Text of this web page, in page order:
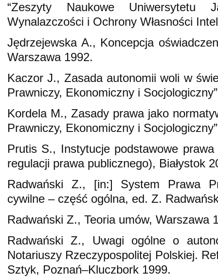
“Zeszyty Naukowe Uniwersytetu
Wynalazczości i Ochrony Własności
Jędrzejewska A., Koncepcja
Warszawa 1992.
Kaczor J., Zasada autonomii woli w
Prawniczy, Ekonomiczny i
Kordela M., Zasady prawa jako
Prawniczy, Ekonomiczny i
Prutis S., Instytucje podstawowe
regulacji prawa publicznego), Białystok
Radwański Z., [in:] System Prawa
cywilne – część ogólna, ed. Z.
Radwański Z., Teoria umów, Warszawa
Radwański Z., Uwagi ogólne o
Notariuszy Rzeczypospolitej Polskiej.
Sztyk, Poznań–Kluczbork 1999.